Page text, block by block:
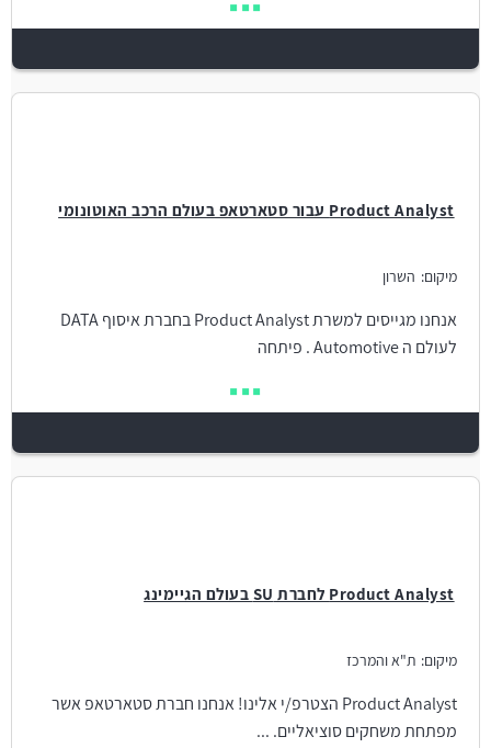
Product Analyst עבור סטארטאפ בעולם הרכב האוטונומי
מיקום: השרון
אנחנו מגייסים למשרת Product Analyst בחברת איסוף DATA
לעולם ה Automotive . פיתחה
Product Analyst לחברת SU בעולם הגיימינג
מיקום: ת"א והמרכז
Product Analyst הצטרפ/י אלינו! אנחנו חברת סטארטאפ אשר
מפתחת משחקים סוציאליים. ...